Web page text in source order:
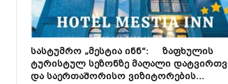
სასტუმრო „მესტია ინნ“: ზაფხულის
ტურისტულ სეზონზე მაღალი
და საერთაშორისო ვიზიტორების...